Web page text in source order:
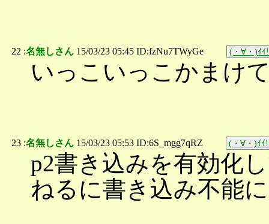
22 :名無しさん 15/03/23 05:45 ID:fzNu7TWyGe (・∀・)ｲｲ
いっこいっこかまけ
23 :名無しさん 15/03/23 05:53 ID:6S_mgg7qRZ (・∀・)ｲｲ
p2書き込みを有効化
ねるに書き込み不能